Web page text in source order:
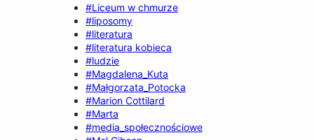
#Liceum w chmurze
#liposomy
#literatura
#literatura kobieca
#ludzie
#Magdalena_Kuta
#Małgorzata_Potocka
#Marion Cottilard
#Marta
#media_społecznościowe